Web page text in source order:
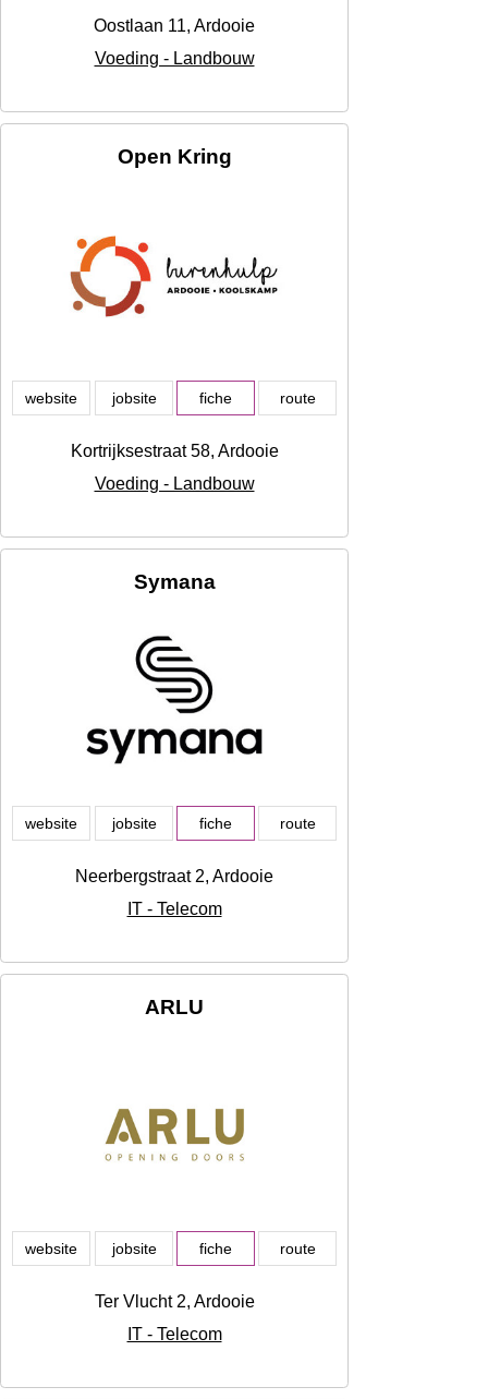
Oostlaan 11, Ardooie
Voeding - Landbouw
Open Kring
website jobsite fiche route
Kortrijksestraat 58, Ardooie
Voeding - Landbouw
Symana
website jobsite fiche route
Neerbergstraat 2, Ardooie
IT - Telecom
ARLU
website jobsite fiche route
Ter Vlucht 2, Ardooie
IT - Telecom